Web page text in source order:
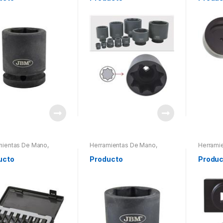
De Mano,
Otros
Herramientas De Mano,
Herramientas Otros
Producto